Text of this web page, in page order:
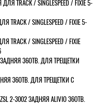
TRACK / SINGLESPEED / FIXIE 5-
TRACK / SINGLESPEED / FIXIE 5-
/ SINGLESPEED / FIXIE
36ОТВ. ДЛЯ ТРЕЩЕТКИ
36ОТВ. ДЛЯ ТРЕЩЕТКИ С
2-3002 ЗАДНЯЯ ALIVIO 36ОТВ.